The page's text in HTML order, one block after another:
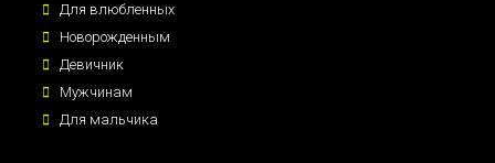
Для влюбленных
Новорожденным
Девичник
Мужчинам
Для мальчика